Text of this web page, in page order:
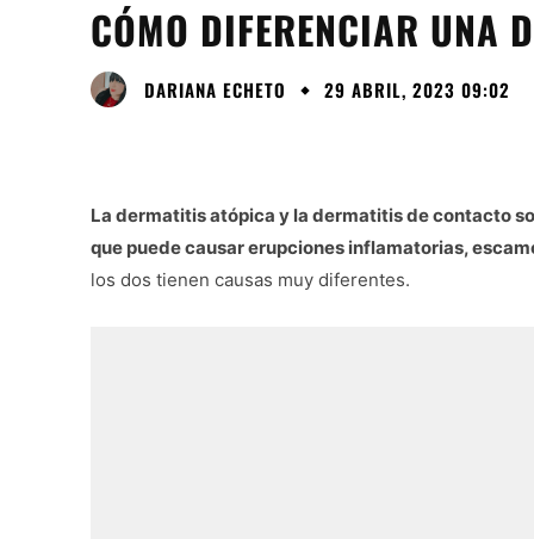
CÓMO DIFERENCIAR UNA
DARIANA ECHETO 29 ABRIL, 2023 09:02
La dermatitis atópica y la dermatitis de contacto
que puede causar erupciones inflamatorias,
los dos tienen causas muy diferentes.